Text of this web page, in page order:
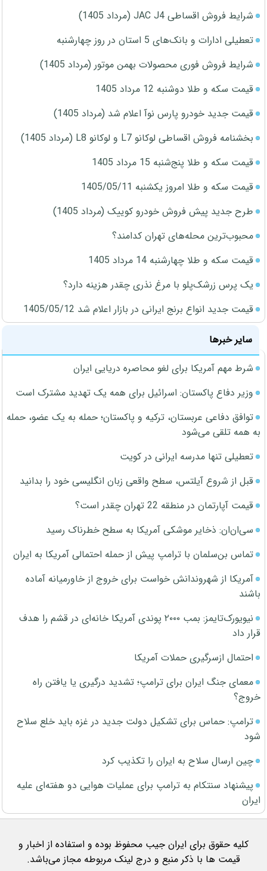
شرایط فروش اقساطی JAC J4 (مرداد 1405)
تعطیلی ادارات و بانک‌های 5 استان در روز چهارشنبه
شرایط فروش فوری محصولات بهمن موتور (مرداد 1405)
قیمت سکه و طلا دوشنبه 12 مرداد 1405
قیمت جدید خودرو پارس نوآ اعلام شد (مرداد 1405)
بخشنامه فروش اقساطی لوکانو L7 و لوکانو L8 (مرداد 1405)
قیمت سکه و طلا پنج‌شنبه 15 مرداد 1405
قیمت سکه و طلا امروز یکشنبه 1405/05/11
طرح جدید پیش فروش خودرو کوییک (مرداد 1405)
محبوب‌ترین محله‌های تهران کدامند؟
قیمت سکه و طلا چهارشنبه 14 مرداد 1405
یک پرس زرشک‌پلو با مرغ نذری چقدر هزینه دارد؟
قیمت جدید انواع برنج ایرانی در بازار اعلام شد 1405/05/12
سایر خبرها
شرط مهم آمریکا برای لغو محاصره دریایی ایران
وزیر دفاع پاکستان: اسرائیل برای همه یک تهدید مشترک است
توافق دفاعی عربستان، ترکیه و پاکستان؛ حمله به یک عضو، حمله
به همه تلقی می‌شود
تعطیلی تنها مدرسه ایرانی در کویت
قبل از شروع آیلتس، سطح واقعی زبان انگلیسی خود را بدانید
قیمت آپارتمان در منطقه 22 تهران چقدر است؟
سی‌ان‌ان: ذخایر موشکی آمریکا به سطح خطرناک رسید
تماس بن‌سلمان با ترامپ پیش از حمله احتمالی آمریکا به ایران
آمریکا از شهروندانش خواست برای خروج از خاورمیانه آماده
باشند
نیویورک‌تایمز: بمب ۲۰۰۰ پوندی آمریکا خانه‌ای در قشم را هدف
قرار داد
احتمال ازسرگیری حملات آمریکا
معمای جنگ ایران برای ترامپ؛ تشدید درگیری یا یافتن راه
خروج؟
ترامپ: حماس برای تشکیل دولت جدید در غزه باید خلع سلاح
شود
چین ارسال سلاح به ایران را تکذیب کرد
پیشنهاد سنتکام به ترامپ برای عملیات هوایی دو هفته‌ای علیه
ایران
کلیه حقوق برای ایران جیب محفوظ بوده و استفاده از اخبار و
قیمت ها با ذکر منبع و درج لینک مربوطه مجاز می‌باشد.